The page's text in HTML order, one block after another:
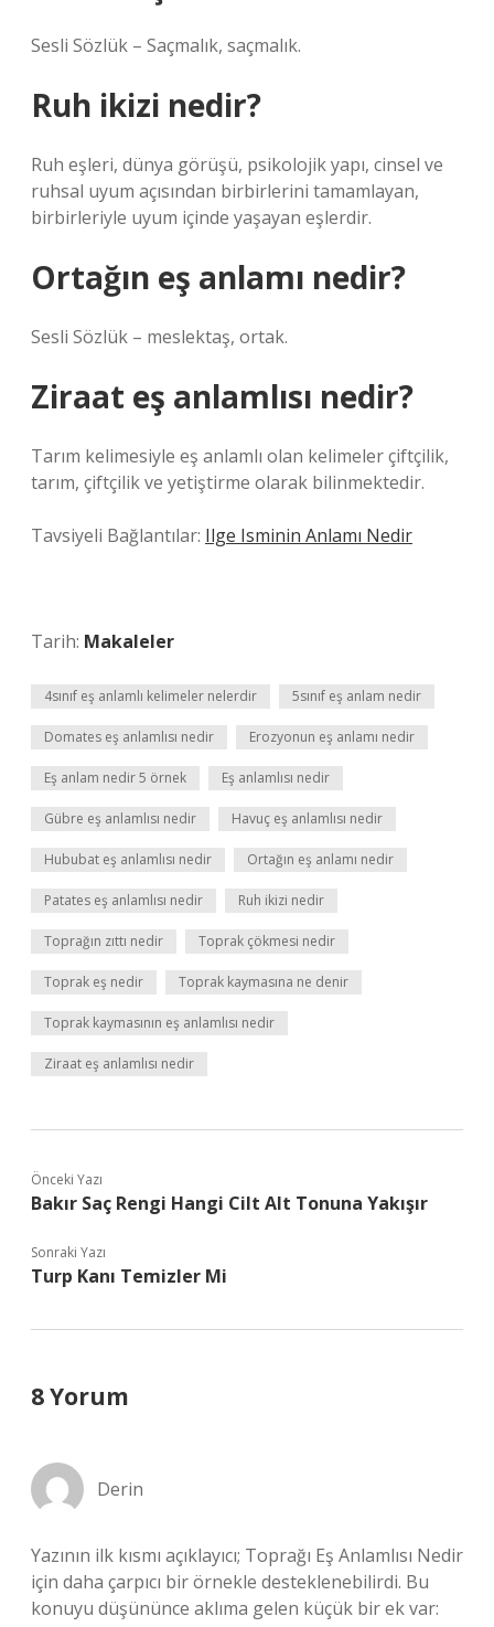
Sesli Sözlük – Saçmalık, saçmalık.
Ruh ikizi nedir?
Ruh eşleri, dünya görüşü, psikolojik yapı, cinsel ve
ruhsal uyum açısından birbirlerini tamamlayan,
birbirleriyle uyum içinde yaşayan eşlerdir.
Ortağın eş anlamı nedir?
Sesli Sözlük – meslektaş, ortak.
Ziraat eş anlamlısı nedir?
Tarım kelimesiyle eş anlamlı olan kelimeler çiftçilik,
tarım, çiftçilik ve yetiştirme olarak bilinmektedir.
Tavsiyeli Bağlantılar: Ilge Isminin Anlamı Nedir
Tarih: Makaleler
4sınıf eş anlamlı kelimeler nelerdir 5sınıf eş anlam nedir
Domates eş anlamlısı nedir Erozyonun eş anlamı nedir
Eş anlam nedir 5 örnek Eş anlamlısı nedir
Gübre eş anlamlısı nedir Havuç eş anlamlısı nedir
Hububat eş anlamlısı nedir Ortağın eş anlamı nedir
Patates eş anlamlısı nedir Ruh ikizi nedir
Toprağın zıttı nedir Toprak çökmesi nedir
Toprak eş nedir Toprak kaymasına ne denir
Toprak kaymasının eş anlamlısı nedir
Ziraat eş anlamlısı nedir
Önceki Yazı
Bakır Saç Rengi Hangi Cilt Alt Tonuna Yakışır
Sonraki Yazı
Turp Kanı Temizler Mi
8 Yorum
Derin
Yazının ilk kısmı açıklayıcı; Toprağı Eş Anlamlısı Nedir
için daha çarpıcı bir örnekle desteklenebilirdi. Bu
konuyu düşününce aklıma gelen küçük bir ek var: